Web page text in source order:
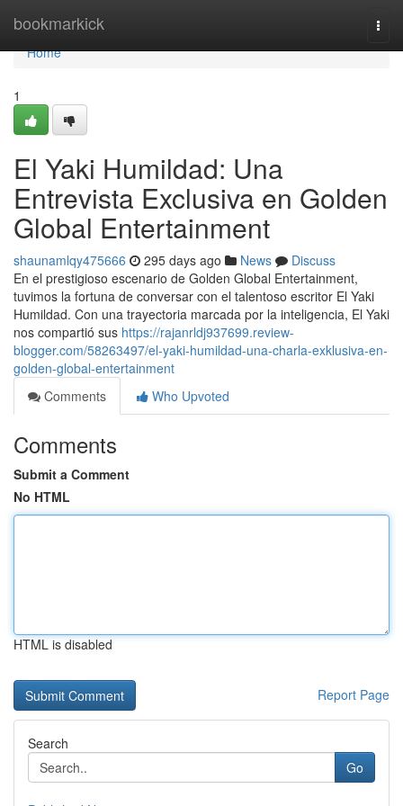
bookmarkick
Home
Home
1
El Yaki Humildad: Una
Entrevista Exclusiva en Golden
Global Entertainment
shaunamlqy475666 295 days ago News
Discuss
En el prestigioso escenario de Golden Global Entertainment,
tuvimos la fortuna de conversar con el talentoso escritor El Yaki
Humildad. Con una trayectoria marcada por la inteligencia, El Yaki
nos compartió sus https://rajanrldj937699.review-
blogger.com/58263497/el-yaki-humildad-una-charla-exklusiva-en-
golden-global-entertainment
Comments
Who Upvoted
Comments
Submit a Comment
No HTML
HTML is disabled
Report Page
Search
Go